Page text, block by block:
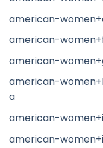
american-
american-
american-
american-
a
american-
american-